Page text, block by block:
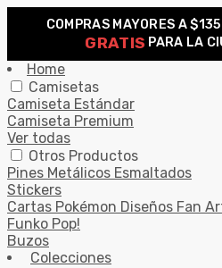
COMPRAS MAYORES A
GRATIS PARA LA
Home
Camisetas
Camiseta Estándar
Camiseta Premium
Ver todas
Otros Productos
Pines Metálicos Esmaltados
Stickers
Cartas Pokémon Diseños Fan
Funko Pop!
Buzos
Colecciones